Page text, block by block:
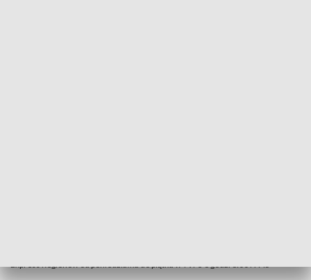
Express Regionów od poniedziałku do piątku w TVP3 o godz. 6:00 i 7:45